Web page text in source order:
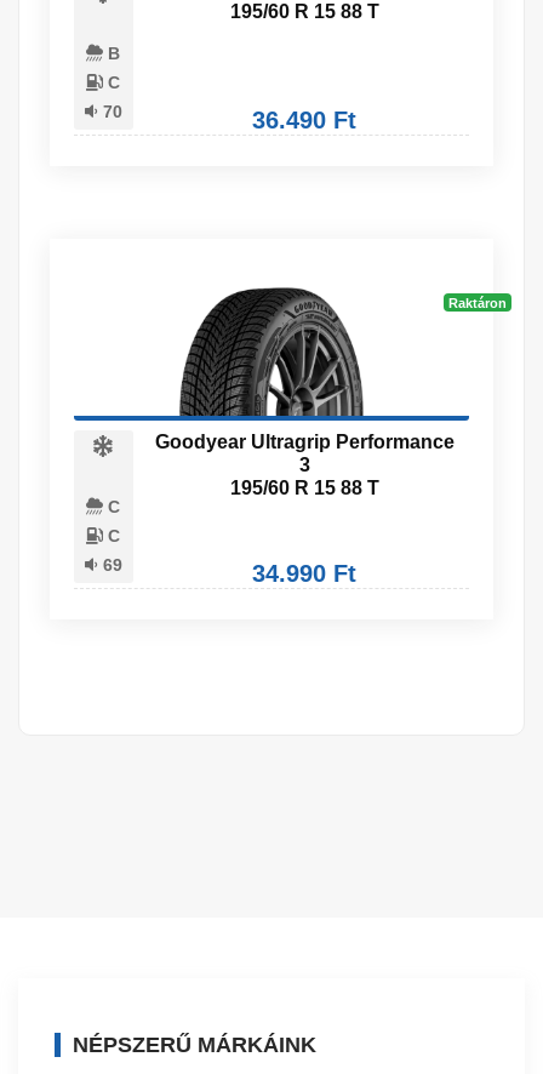
B
C
70
195/60 R 15 88 T
36.490 Ft
Raktáron
C
C
69
Goodyear Ultragrip Performance
3
195/60 R 15 88 T
34.990 Ft
NÉPSZERŰ MÁRKÁINK